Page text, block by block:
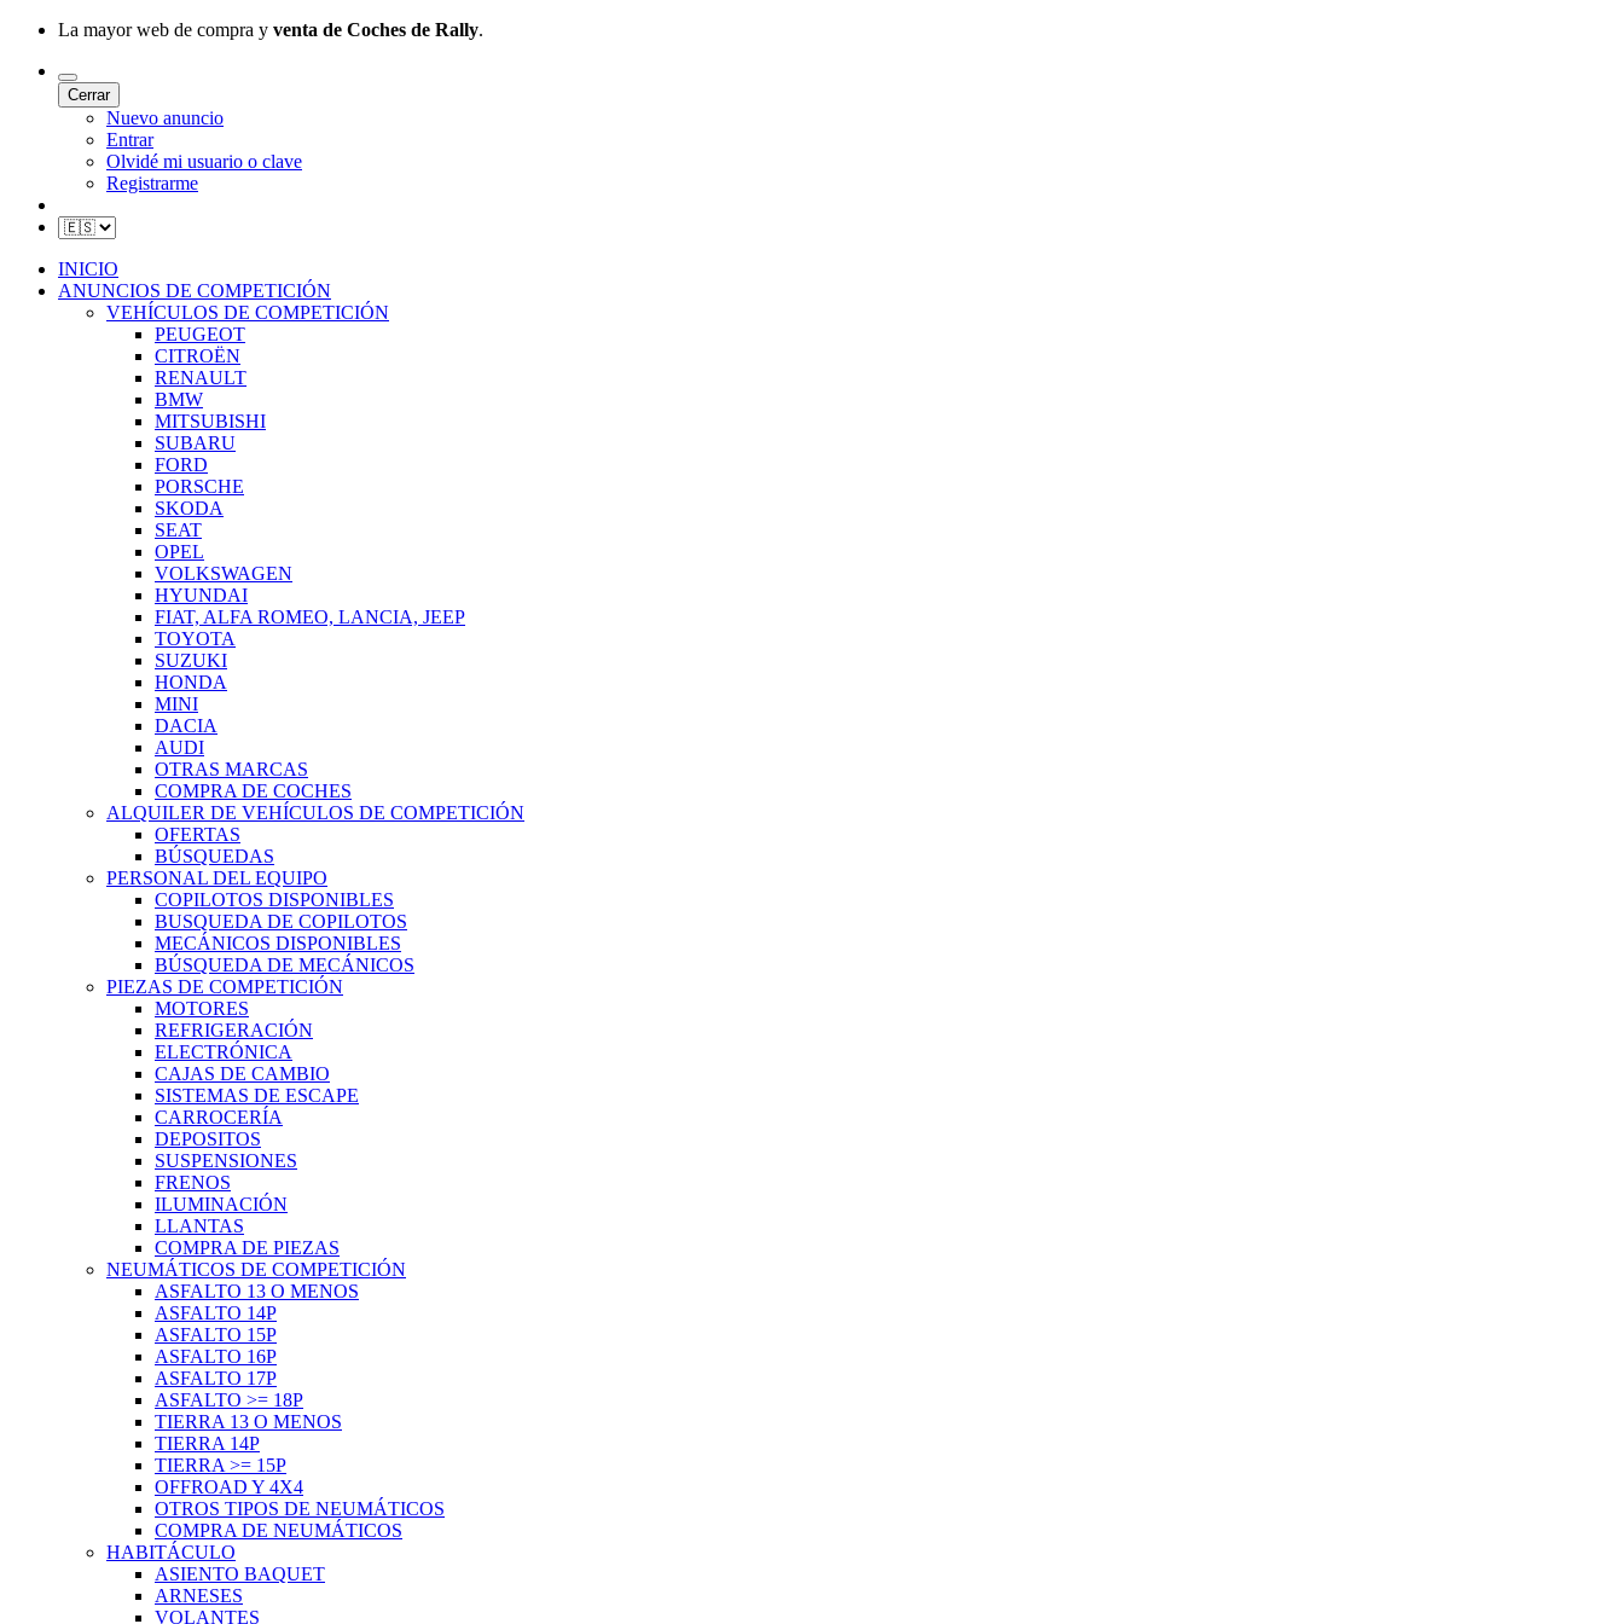
La mayor web de compra y venta de Coches de Rally.
Cerrar
Nuevo anuncio
Entrar
Olvidé mi usuario o clave
Registrarme
INICIO
ANUNCIOS DE COMPETICIÓN
VEHÍCULOS DE COMPETICIÓN
PEUGEOT
CITROËN
RENAULT
BMW
MITSUBISHI
SUBARU
FORD
PORSCHE
SKODA
SEAT
OPEL
VOLKSWAGEN
HYUNDAI
FIAT, ALFA ROMEO, LANCIA, JEEP
TOYOTA
SUZUKI
HONDA
MINI
DACIA
AUDI
OTRAS MARCAS
COMPRA DE COCHES
ALQUILER DE VEHÍCULOS DE COMPETICIÓN
OFERTAS
BÚSQUEDAS
PERSONAL DEL EQUIPO
COPILOTOS DISPONIBLES
BUSQUEDA DE COPILOTOS
MECÁNICOS DISPONIBLES
BÚSQUEDA DE MECÁNICOS
PIEZAS DE COMPETICIÓN
MOTORES
REFRIGERACIÓN
ELECTRÓNICA
CAJAS DE CAMBIO
SISTEMAS DE ESCAPE
CARROCERÍA
DEPOSITOS
SUSPENSIONES
FRENOS
ILUMINACIÓN
LLANTAS
COMPRA DE PIEZAS
NEUMÁTICOS DE COMPETICIÓN
ASFALTO 13 O MENOS
ASFALTO 14P
ASFALTO 15P
ASFALTO 16P
ASFALTO 17P
ASFALTO >= 18P
TIERRA 13 O MENOS
TIERRA 14P
TIERRA >= 15P
OFFROAD Y 4X4
OTROS TIPOS DE NEUMÁTICOS
COMPRA DE NEUMÁTICOS
HABITÁCULO
ASIENTO BAQUET
ARNESES
VOLANTES